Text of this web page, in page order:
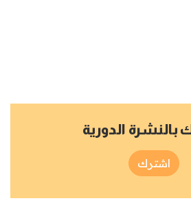
بالنشرة الدورية
اشترك